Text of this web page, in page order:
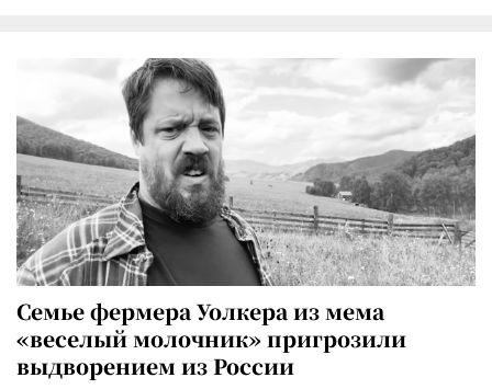
Семье фермера Уолкера из мема
«веселый молочник» пригрозили
выдворением из России